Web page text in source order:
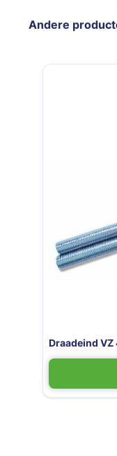
Andere
Navigeren door de
Druk om carrousel
Draadeind VZ